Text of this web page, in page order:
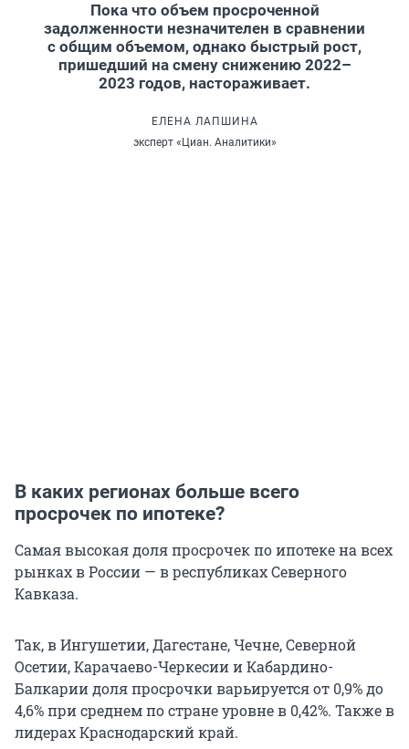
Пока что объем просроченной
задолженности незначителен в сравнении
с общим объемом, однако быстрый рост,
пришедший на смену снижению 2022–
2023 годов, настораживает.
ЕЛЕНА ЛАПШИНА
эксперт «Циан. Аналитики»
В каких регионах больше всего
просрочек по ипотеке?
Самая высокая доля просрочек по ипотеке на всех
рынках в России — в республиках Северного
Кавказа.
Так, в Ингушетии, Дагестане, Чечне, Северной
Осетии, Карачаево-Черкесии и Кабардино-
Балкарии доля просрочки варьируется от 0,9% до
4,6% при среднем по стране уровне в 0,42%. Также в
лидерах Краснодарский край.